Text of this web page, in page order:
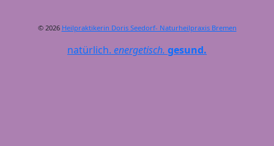
© 2026 Heilpraktikerin Doris Seedorf- Naturheilpraxis Bremen
natürlich. energetisch. gesund.